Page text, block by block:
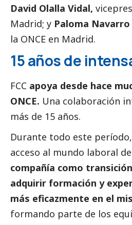
David Olalla Vidal,
Madrid; y Paloma
la ONCE en Madrid.
15 años de
FCC apoya desde hace
ONCE. Una colaboración
más de 15 años.
Durante todo este
acceso al mundo laboral
compañía como
adquirir formación y
más eficazmente en el
formando parte de los